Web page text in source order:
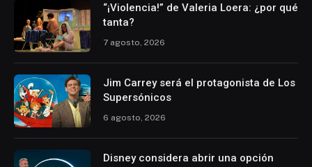
“¡Violencia!” de Valeria Loera: ¿por qué
tanta?
7 agosto, 2026
Jim Carrey será el protagonista de Los
Supersónicos
6 agosto, 2026
Disney considera abrir una opción